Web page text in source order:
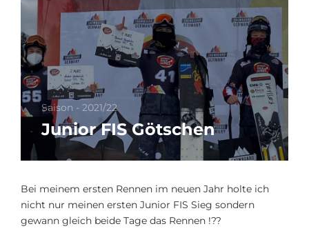
Saison - 2021/22
Junior FIS Götschen
Bei meinem ersten Rennen im neuen Jahr holte ich
nicht nur meinen ersten Junior FIS Sieg sondern
gewann gleich beide Tage das Rennen !??